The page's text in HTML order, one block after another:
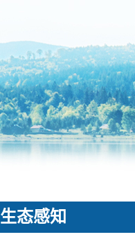
生态感知